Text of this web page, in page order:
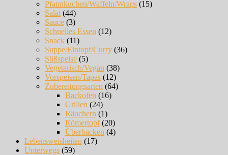
Pfannkuchen/Waffeln/Wraps (15)
Salat (44)
Sauce (3)
Schnelles Essen (12)
Snack (11)
Suppe/Eintopf/Curry (36)
Süßspeise (5)
Vegetarisch/Vegan (38)
Vorspeisen/Tapas (12)
Zubereitungsarten (64)
Backofen (16)
Grillen (24)
Räuchern (1)
Römertopf(20)
Überbacken (4)
Lebensweisheiten (17)
Unterwegs (59)